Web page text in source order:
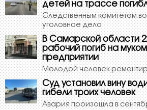
детей на трассе
Следственным комитетом
уголовное дело
В Самарской области
рабочий погиб на
предприятии
Молодой человек
Суд установил вину
гибели троих человек
Авария произошла в